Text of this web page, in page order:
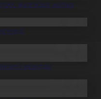
жалғасып жатыр
ашылды